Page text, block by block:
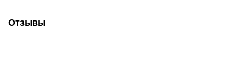
Отзывы